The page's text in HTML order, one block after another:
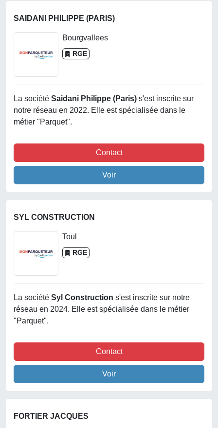
SAIDANI PHILIPPE (PARIS)
Bourgvallees
RGE
La société Saidani Philippe (paris) s'est inscrite sur
notre réseau en 2022. Elle est spécialisée dans le
métier "Parquet".
Contact
Voir
SYL CONSTRUCTION
Toul
RGE
La société Syl Construction s'est inscrite sur notre
réseau en 2024. Elle est spécialisée dans le métier
"Parquet".
Contact
Voir
FORTIER JACQUES